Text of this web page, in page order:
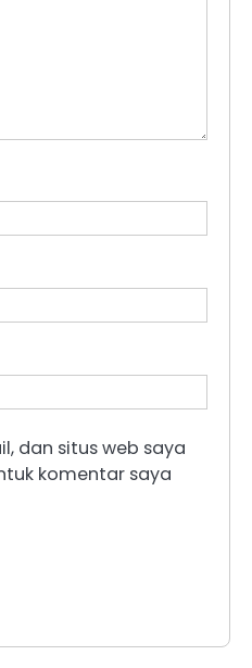
dan situs web saya
komentar saya